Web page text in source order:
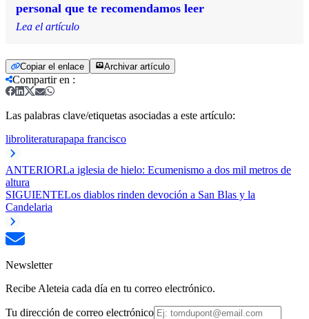
personal que te recomendamos leer
Lea el artículo
Copiar el enlace Archivar artículo
Compartir en :
Las palabras clave/etiquetas asociadas a este artículo:
libroliteraturapapa francisco
ANTERIOR​La iglesia de hielo: Ecumenismo a dos mil metros de
altura
SIGUIENTELos diablos rinden devoción a San Blas y la
Candelaria
Newsletter
Recibe Aleteia cada día en tu correo electrónico.
Tu dirección de correo electrónico